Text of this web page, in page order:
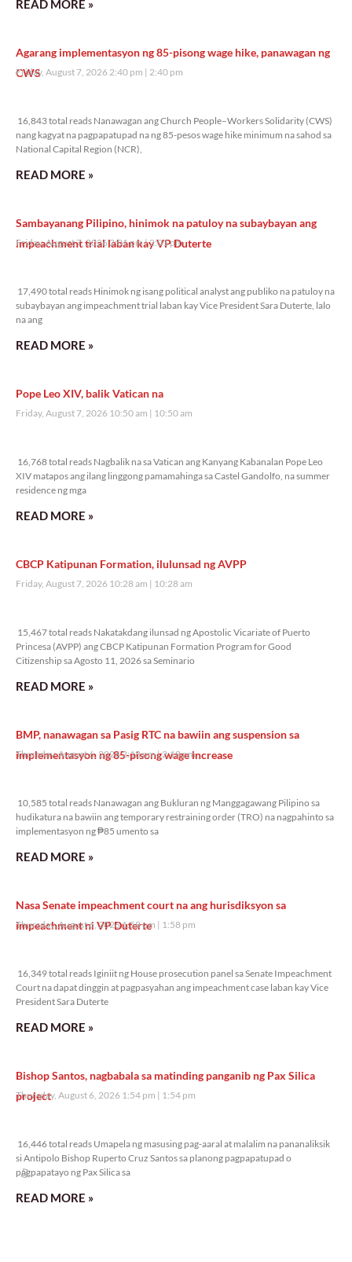
READ MORE »
Agarang implementasyon ng 85-pisong wage hike, panawagan ng
CWS
Friday, August 7, 2026 2:40 pm 2:40 pm
16,843 total reads Nanawagan ang Church People–Workers Solidarity (CWS)
nang kagyat na pagpapatupad na ng 85-pesos wage hike minimum na sahod sa
National Capital Region (NCR),
READ MORE »
Sambayanang Pilipino, hinimok na patuloy na subaybayan ang
impeachment trial laban kay VP Duterte
Friday, August 7, 2026 2:01 pm 2:01 pm
17,490 total reads Hinimok ng isang political analyst ang publiko na patuloy na
subaybayan ang impeachment trial laban kay Vice President Sara Duterte, lalo
na ang
READ MORE »
Pope Leo XIV, balik Vatican na
Friday, August 7, 2026 10:50 am 10:50 am
16,768 total reads Nagbalik na sa Vatican ang Kanyang Kabanalan Pope Leo
XIV matapos ang ilang linggong pamamahinga sa Castel Gandolfo, na summer
residence ng mga
READ MORE »
CBCP Katipunan Formation, ilulunsad ng AVPP
Friday, August 7, 2026 10:28 am 10:28 am
15,467 total reads Nakatakdang ilunsad ng Apostolic Vicariate of Puerto
Princesa (AVPP) ang CBCP Katipunan Formation Program for Good
Citizenship sa Agosto 11, 2026 sa Seminario
READ MORE »
BMP, nanawagan sa Pasig RTC na bawiin ang suspension sa
implementasyon ng 85-pisong wage increase
Thursday, August 6, 2026 2:18 pm 2:18 pm
10,585 total reads Nanawagan ang Bukluran ng Manggagawang Pilipino sa
hudikatura na bawiin ang temporary restraining order (TRO) na nagpahinto sa
implementasyon ng ₱85 umento sa
READ MORE »
Nasa Senate impeachment court na ang hurisdiksyon sa
impeachment ni VP Duterte
Thursday, August 6, 2026 1:58 pm 1:58 pm
16,349 total reads Iginiit ng House prosecution panel sa Senate Impeachment
Court na dapat dinggin at pagpasyahan ang impeachment case laban kay Vice
President Sara Duterte
READ MORE »
Bishop Santos, nagbabala sa matinding panganib ng Pax Silica
project
Thursday, August 6, 2026 1:54 pm 1:54 pm
16,446 total reads Umapela ng masusing pag-aaral at malalim na pananaliksik
si Antipolo Bishop Ruperto Cruz Santos sa planong pagpapatupad o
pagpapatayo ng Pax Silica sa
READ MORE »